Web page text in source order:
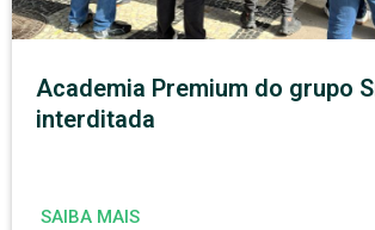
Academia Premium do grupo
interditada
SAIBA MAIS